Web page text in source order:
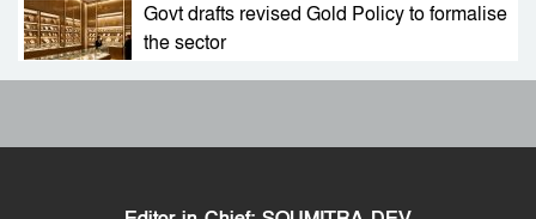
আওয়ামী লীগ আমাদের শত্রু নয়, অচিরেই আওয়ামী
লীগ বিএনপির সঙ্গে মিশে যাবে: সংসদ সদস্য নাছির
Govt drafts revised Gold Policy to formalise
the sector
আবারও আলিয়া মাদ্রাসা এলাকায় সংঘর্ষের আশঙ্কা,